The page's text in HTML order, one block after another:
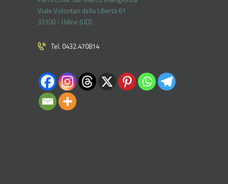
Viale Volontari della Libertá 61
33100 - Udine (UD)
Tel. 0432.470814